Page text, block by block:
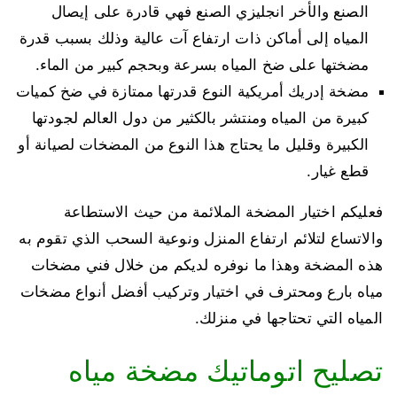
الصنع والأخر انجليزي الصنع فهي قادرة على إيصال
المياه إلى أماكن ذات ارتفاع آت عالية وذلك بسبب قدرة
مضختها على ضخ المياه بسرعة وبحجم كبير من الماء.
مضخة إدريك أمريكية النوع قدرتها ممتازة في ضخ كميات
كبيرة من المياه ومنتشر بالكثير من دول العالم لجودتها
الكبيرة وقليل ما يحتاج هذا النوع من المضخات لصيانة أو
قطع غيار.
فعليكم اختيار المضخة الملائمة من حيث الاستطاعة
والاتساع لتلائم ارتفاع المنزل ونوعية السحب الذي تقوم به
هذه المضخة وهذا ما نوفره لديكم من خلال فني مضخات
مياه بارع ومحترف في اختيار وتركيب أفضل أنواع مضخات
المياه التي تحتاجها في منزلك.
تصليح اتوماتيك مضخة مياه